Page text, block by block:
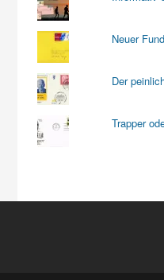
Neuer
Der
Trapper